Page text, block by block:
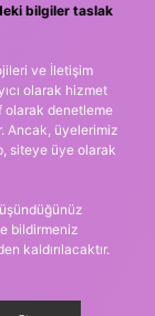
bilgiler taslak
ve İletişim
olarak hizmet
olarak denetleme
Ancak, üyelerimiz
siteye üye olarak
bildirmeniz
kaldırılacaktır.